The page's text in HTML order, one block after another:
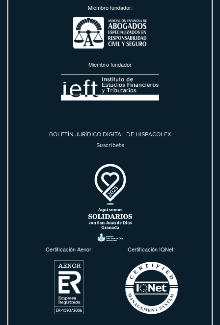
Miembro fundador:
Miembro fundador
BOLETÍN JURÍDICO DIGITAL DE HISPACOLEX
Suscríbete
Certificación Aenor: Certificación IQNet: